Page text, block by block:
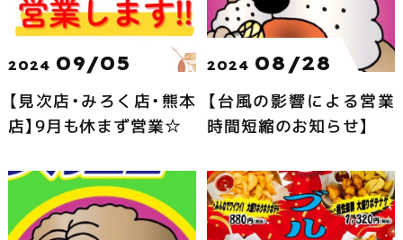
2024 09/05
【見次店・みろく店・熊本
店】9月も休まず営業☆
2024 08/28
【台風の影響による営業
時間短縮のお知らせ】